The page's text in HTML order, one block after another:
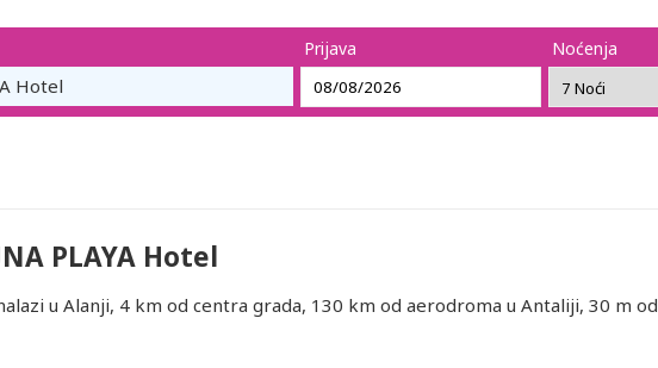
Hotel
Prijava Noćenja
PLAYA Hotel
u Alanji, 4 km od centra grada, 130 km od aerodroma u Antaliji, 30 m od